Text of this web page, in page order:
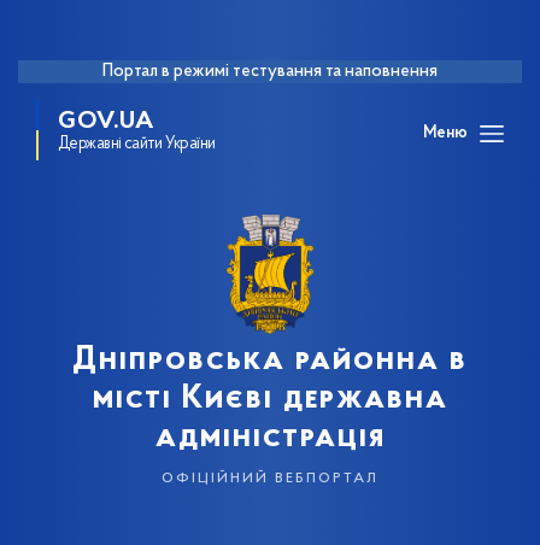
Портал в режимі тестування та наповнення
GOV.UA
Державні сайти України
Меню
Дніпровська районна в
місті Києві державна
адміністрація
офіційний вебпортал